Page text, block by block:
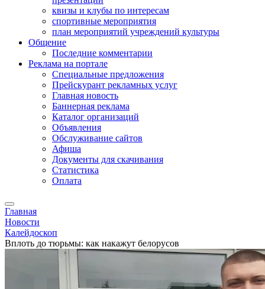
квизы и клубы по интересам
спортивные мероприятия
план мероприятий учреждений культуры
Общение
Последние комментарии
Реклама на портале
Специальные предложения
Прейскурант рекламных услуг
Главная новость
Баннерная реклама
Каталог организаций
Объявления
Обслуживание сайтов
Афиша
Документы для скачивания
Статистика
Оплата
Главная
Новости
Калейдоскоп
Вплоть до тюрьмы: как накажут белорусов